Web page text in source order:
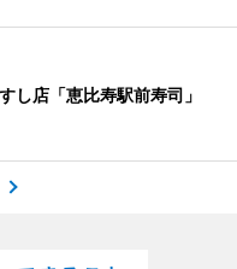
し店「恵比寿駅前寿司」